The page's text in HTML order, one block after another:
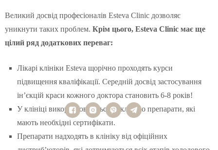
Великий досвід професіоналів Esteva Clinic дозволяє
уникнути таких проблем. Крім цього, Esteva Clinic має ще
цілий ряд додаткових переваг:
Лікарі клініки Esteva щорічно проходять курси
підвищення кваліфікації. Середній досвід застосування
ін’єкцій краси кожного доктора становить 6-8 років!
У клініці використовуються виключно препарати, які
мають необхідні сертифікати.
Препарати надходять в клініку від офіційних